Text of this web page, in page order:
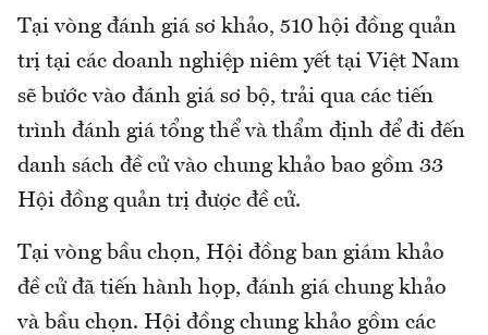
Tại vòng đánh giá sơ khảo, 510 hội đồng quản
trị tại các doanh nghiệp niêm yết tại Việt Nam
sẽ bước vào đánh giá sơ bộ, trải qua các tiến
trình đánh giá tổng thể và thẩm định để đi đến
danh sách đề cử vào chung khảo bao gồm 33
Hội đồng quản trị được đề cử.
Tại vòng bầu chọn, Hội đồng ban giám khảo
đề cử đã tiến hành họp, đánh giá chung khảo
và bầu chọn. Hội đồng chung khảo gồm các